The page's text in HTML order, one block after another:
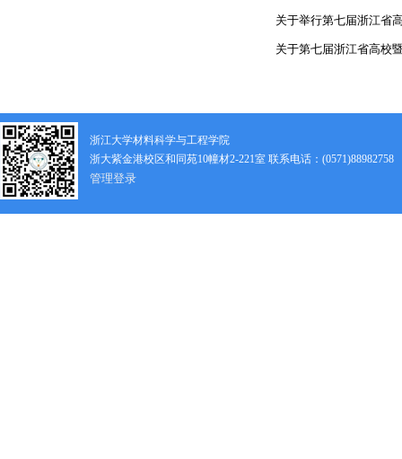
关于举行第七届浙江省
关于第七届浙江省高校
浙江大学材料科学与工程学院
浙大紫金港校区和同苑10幢材2-221室 联系电话：(0571)88982758
管理登录